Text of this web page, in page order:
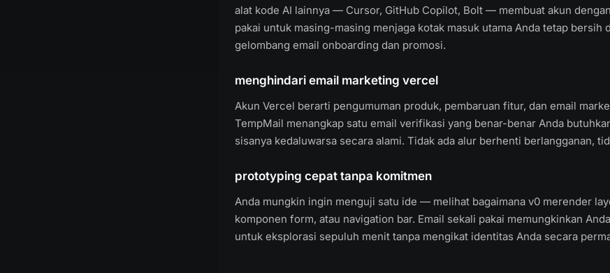
alat kode AI lainnya — Cursor, GitHub Copilot, Bolt — membuat akun
pakai untuk masing-masing menjaga kotak masuk utama Anda tetap bersih
gelombang email onboarding dan promosi.
menghindari email marketing vercel
Akun Vercel berarti pengumuman produk, pembaruan fitur, dan email
TempMail menangkap satu email verifikasi yang benar-benar Anda
sisanya kedaluwarsa secara alami. Tidak ada alur berhenti berlangganan,
prototyping cepat tanpa komitmen
Anda mungkin ingin menguji satu ide — melihat bagaimana v0 merender
komponen form, atau navigation bar. Email sekali pakai memungkinkan
untuk eksplorasi sepuluh menit tanpa mengikat identitas Anda secara